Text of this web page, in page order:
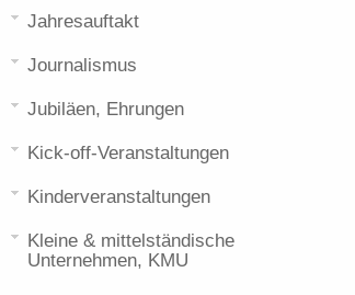
Jahresauftakt
Journalismus
Jubiläen, Ehrungen
Kick-off-Veranstaltungen
Kinderveranstaltungen
Kleine & mittelständische
Unternehmen, KMU